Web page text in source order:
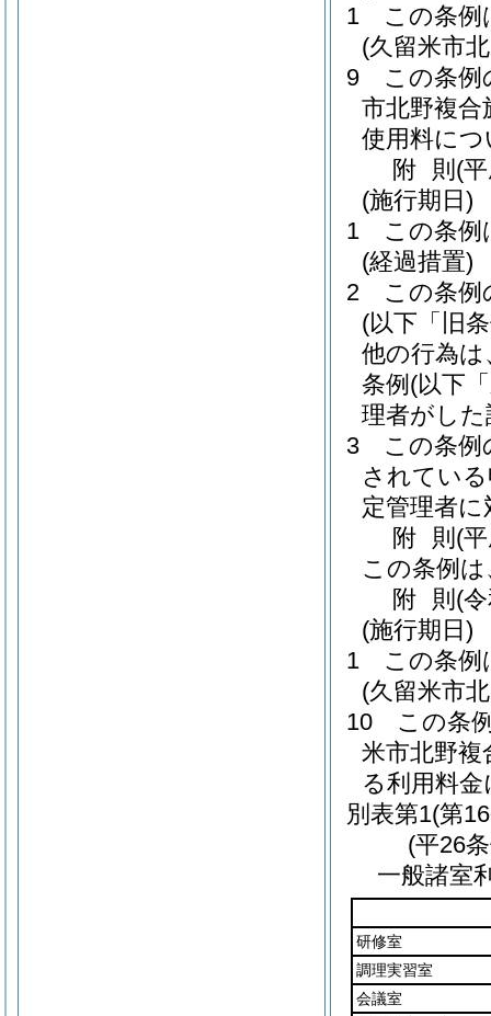
1
この条例
(久留米市
9
この条例
市北野複
使用料に
附 則 (
(施行期日)
1
この条例
(経過措置)
2
この条例
(以下「旧
他の行為
条例 (以下
理者がし
3
この条例
されてい
定管理者
附 則 (
この条例
附 則 (
(施行期日)
1
この条例
(久留米市
10
この条
米市北野
る利用料
別表第1(第
(平26
一般諸室
研修室
調理実習室
会議室